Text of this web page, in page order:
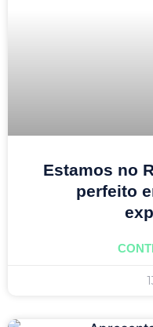
Estamos no
perfeito